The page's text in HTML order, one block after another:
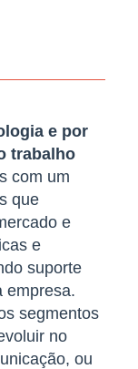
e por
trabalho
com um
que
e
e
suporte
empresa.
segmentos
no
ou